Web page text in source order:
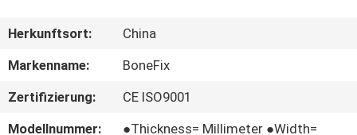
UNS
AUSFLUG
Herkunftsort:
China
Markenname:
BoneFix
Zertifizierung:
CE ISO9001
Modellnummer:
●Thickness= Millimeter ●Width=